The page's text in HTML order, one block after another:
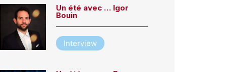
Un été avec … Igor
Bouin
Interview